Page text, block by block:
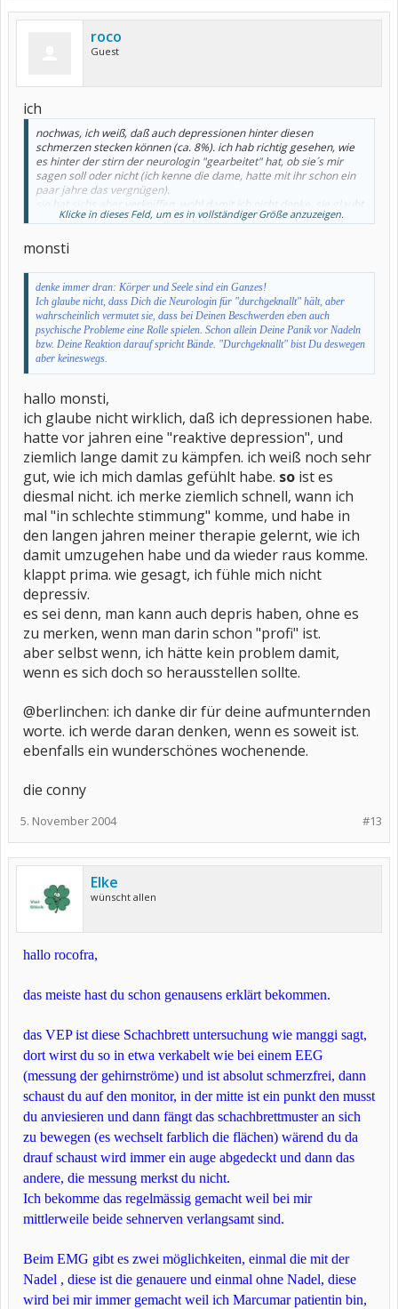
roco
Guest
ich
nochwas, ich weiß, daß auch depressionen hinter diesen
schmerzen stecken können (ca. 8%). ich hab richtig gesehen, wie
es hinter der stirn der neurologin "gearbeitet" hat, ob sie´s mir
sagen soll oder nicht (ich kenne die dame, hatte mit ihr schon ein
paar jahre das vergnügen).
sie hat sichs aber verkniffen. wohl damit ich nicht denke, sie glaubt
ich wär durchgeknallt. immerhin hab ich wie viele andere sowas
Klicke in dieses Feld, um es in vollständiger Größe anzuzeigen.
monsti
denke immer dran: Körper und Seele sind ein Ganzes!
Ich glaube nicht, dass Dich die Neurologin für "durchgeknallt" hält, aber
wahrscheinlich vermutet sie, dass bei Deinen Beschwerden eben auch
psychische Probleme eine Rolle spielen. Schon allein Deine Panik vor Nadeln
bzw. Deine Reaktion darauf spricht Bände. "Durchgeknallt" bist Du deswegen
aber keineswegs.
hallo monsti,
ich glaube nicht wirklich, daß ich depressionen habe.
hatte vor jahren eine "reaktive depression", und
ziemlich lange damit zu kämpfen. ich weiß noch sehr
gut, wie ich mich damlas gefühlt habe. so ist es
diesmal nicht. ich merke ziemlich schnell, wann ich
mal "in schlechte stimmung" komme, und habe in
den langen jahren meiner therapie gelernt, wie ich
damit umzugehen habe und da wieder raus komme.
klappt prima. wie gesagt, ich fühle mich nicht
depressiv.
es sei denn, man kann auch depris haben, ohne es
zu merken, wenn man darin schon "profi" ist.
aber selbst wenn, ich hätte kein problem damit,
wenn es sich doch so herausstellen sollte.
@berlinchen: ich danke dir für deine aufmunternden
worte. ich werde daran denken, wenn es soweit ist.
ebenfalls ein wunderschönes wochenende.
die conny
#13
5. November 2004
Elke
wünscht allen
hallo rocofra,
das meiste hast du schon genausens erklärt bekommen.
das VEP ist diese Schachbrett untersuchung wie manggi sagt,
dort wirst du so in etwa verkabelt wie bei einem EEG
(messung der gehirnströme) und ist absolut schmerzfrei, dann
schaust du auf den monitor, in der mitte ist ein punkt den musst
du anviesieren und dann fängt das schachbrettmuster an sich
zu bewegen (es wechselt farblich die flächen) wärend du da
drauf schaust wird immer ein auge abgedeckt und dann das
andere, die messung merkst du nicht.
Ich bekomme das regelmässig gemacht weil bei mir
mittlerweile beide sehnerven verlangsamt sind.
Beim EMG gibt es zwei möglichkeiten, einmal die mit der
Nadel , diese ist die genauere und einmal ohne Nadel, diese
wird bei mir immer gemacht weil ich Marcumar patientin bin,